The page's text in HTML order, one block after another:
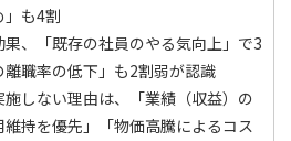
」も4割
果、「既存の社員のやる気向上」で3
職率の低下」も2割弱が認識
施しない理由は、「業績（収益）の
持を優先」「物価高騰によるコス